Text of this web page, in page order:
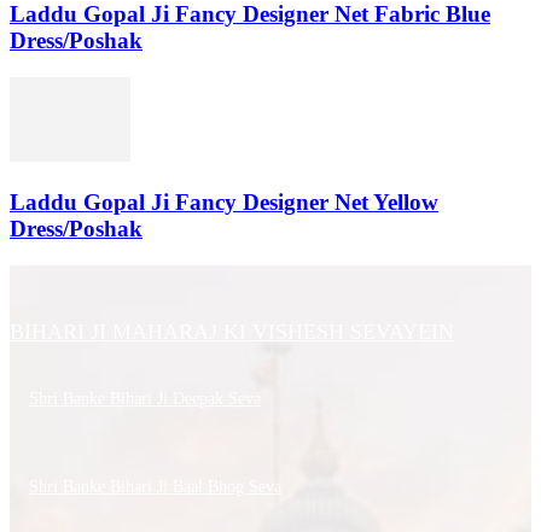
Laddu Gopal Ji Fancy Designer Net Fabric Blue
Dress/Poshak
Laddu Gopal Ji Fancy Designer Net Yellow
Dress/Poshak